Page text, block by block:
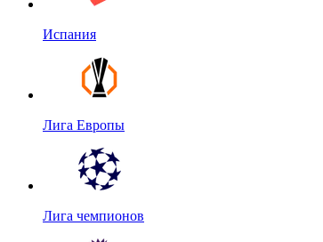
Испания
Лига Европы
Лига чемпионов